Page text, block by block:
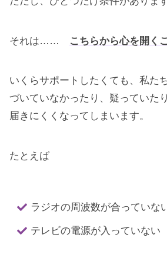
それは…… こちらから心を開く
いくらサポートしたくても、私た
づいていなかったり、疑っていた
届きにくくなってしまいます。
たとえば
ラジオの周波数が合っていな
テレビの電源が入っていない